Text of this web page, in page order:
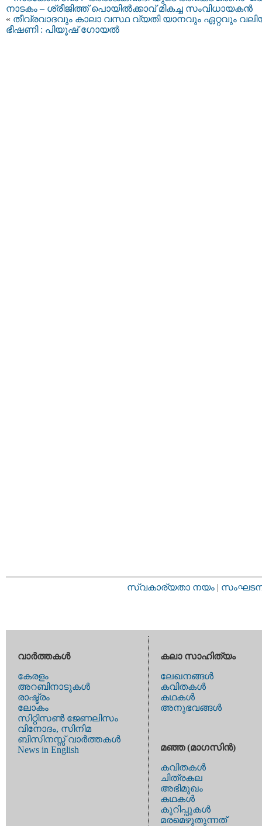
നാടകം – ശ്രീജിത്ത് പൊയില്‍ക്കാവ് മികച്ച സംവിധായകന്‍
« തീവ്രവാദവും കാലാ വസ്ഥ വ്യതി യാനവും ഏറ്റവും
ഭീഷണി : പിയൂഷ് ഗോയല്‍
സ്വകാര്യതാ നയം |
വാര്‍ത്തകള്‍
കേരളം
അറബിനാടുകള്‍
രാഷ്ട്രം
ലോകം
സിറ്റിസണ്‍ ജേണലിസം
വിനോദം, സിനിമ
ബിസിനസ്സ് വാര്‍ത്തകള്‍
News in English
കലാ സാഹിത്യം
ലേഖനങ്ങള്‍
കവിതകള്‍
കഥകള്‍
അനുഭവങ്ങള്‍
മഞ്ഞ (മാഗസിന്‍)
കവിതകള്‍
ചിത്രകല
അഭിമുഖം
കഥകള്‍
കുറിപ്പുകള്‍
മരമെഴുതുന്നത്